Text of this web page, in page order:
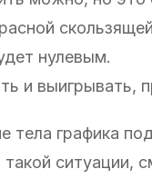
нулевым.
и выигрывать,
тела графика
ситуации,